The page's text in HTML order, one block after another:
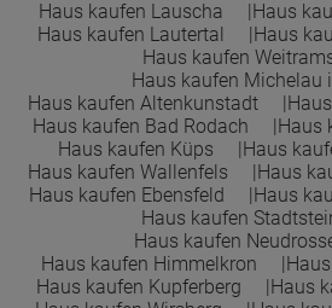
Haus kaufen Lauscha
Haus
Haus kaufen Lautertal
Haus
Haus kaufen
Haus kaufen Michelau
Haus kaufen Altenkunstadt
Haus kaufen Bad Rodach
Haus
Haus kaufen Küps
Haus
Haus kaufen Wallenfels
Haus
Haus kaufen Ebensfeld
Haus
Haus kaufen
Haus kaufen
Haus kaufen Himmelkron
Haus kaufen Kupferberg
Haus